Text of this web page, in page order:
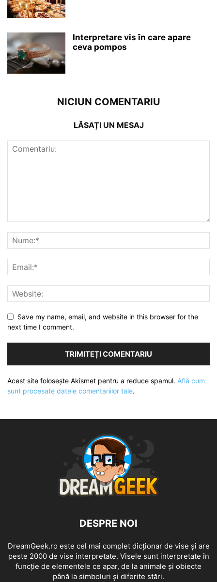
Interpretare vis în care apare
ceva pompos
NICIUN COMENTARIU
LĂSAȚI UN MESAJ
Save my name, email, and website in this browser for the
next time I comment.
Acest site folosește Akismet pentru a reduce spamul. Află cum
sunt procesate datele comentariilor tale.
DESPRE NOI
DreamGeek.ro este cel mai complet dicționar de vise și are
peste 2000 de vise interpretate. Visele sunt interpretate în
funcție de elementele ce apar, de la animale și obiecte
până la simboluri și diferite stări.